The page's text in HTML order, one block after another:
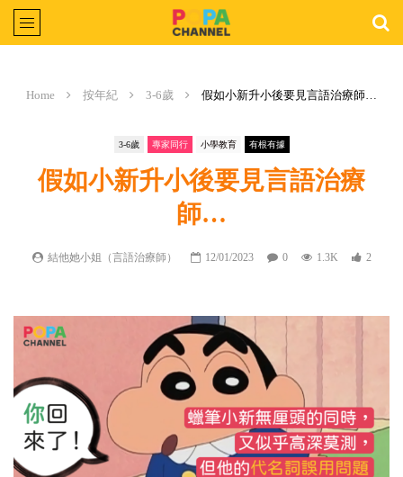
Home 按年紀 3-6歲 假如小新升小後要見言語治療師…
3-6歲 專家同行 小學教育 有根有據
假如小新升小後要見言語治療
師…
結他她小姐（言語治療師） 12/01/2023 0 1.3K 2